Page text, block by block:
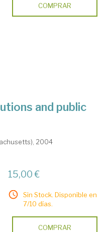
COMPRAR
and public
2004
15,00 €
Sin Stock. Disponible en
7/10 días.
COMPRAR